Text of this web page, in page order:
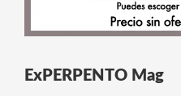
ExPERPENTO Mag